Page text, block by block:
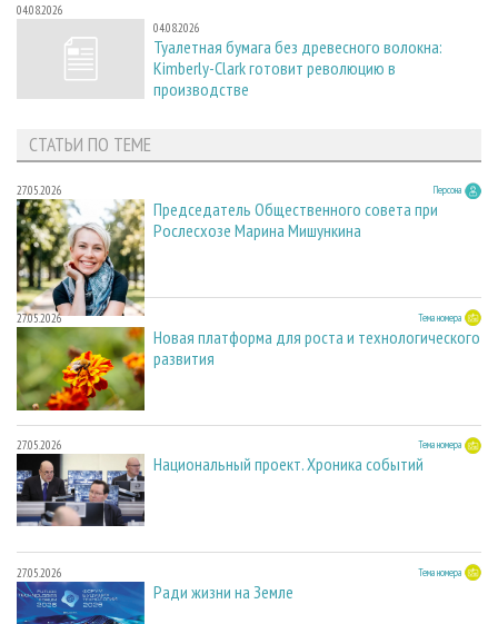
04.08.2026
04.08.2026
Туалетная бумага без древесного волокна:
Kimberly-Clark готовит революцию в
производстве
СТАТЬИ ПО ТЕМЕ
27.05.2026 Персона
Председатель Общественного совета при
Рослесхозе Марина Мишункина
27.05.2026 Тема номера
Новая платформа для роста и технологического
развития
27.05.2026 Тема номера
Национальный проект. Хроника событий
27.05.2026 Тема номера
Ради жизни на Земле